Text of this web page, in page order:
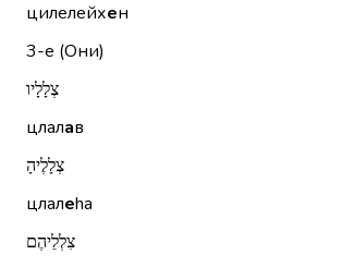
цилелейхен
3-е (Они)
צְלָלָיו
цлалав
צְלָלֶיהָ
цлалеhа
צִלְלֵיהֶם